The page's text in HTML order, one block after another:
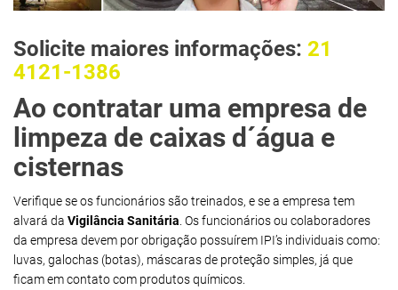
Solicite maiores informações: 21
4121-1386
Ao contratar uma empresa de
limpeza de caixas d´água e
cisternas
Verifique se os funcionários são treinados, e se a empresa tem
alvará da Vigilância Sanitária . Os funcionários ou colaboradores
da empresa devem por obrigação possuírem IPI’s individuais como:
luvas, galochas (botas), máscaras de proteção simples, já que
ficam em contato com produtos químicos.